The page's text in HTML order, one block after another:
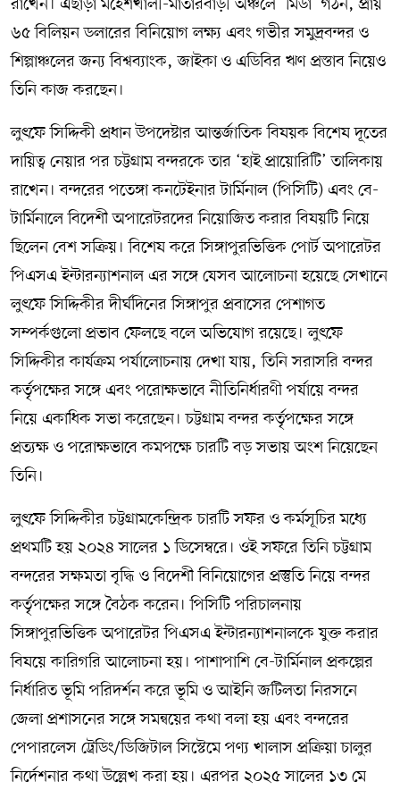
৬৫ বিলিয়ন ডলারের বিনিয়োগ লক্ষ্য এবং গভীর সমুদ্রবন্দর ও
শিল্পাঞ্চলের জন্য বিশ্বব্যাংক, জাইকা ও এডিবির ঋণ প্রস্তাব নিয়েও
তিনি কাজ করছেন।
লুৎফে সিদ্দিকী প্রধান উপদেষ্টার আন্তর্জাতিক বিষয়ক বিশেষ দূতের
দায়িত্ব নেয়ার পর চট্টগ্রাম বন্দরকে তার ‘হাই প্রায়োরিটি’ তালিকায়
রাখেন। বন্দরের পতেঙ্গা কনটেইনার টার্মিনাল (পিসিটি) এবং বে-
টার্মিনালে বিদেশী অপারেটরদের নিয়োজিত করার বিষয়টি নিয়ে
ছিলেন বেশ সক্রিয়। বিশেষ করে সিঙ্গাপুরভিত্তিক পোর্ট অপারেটর
পিএসএ ইন্টারন্যাশনাল এর সঙ্গে যেসব আলোচনা হয়েছে সেখানে
লুৎফে সিদ্দিকীর দীর্ঘদিনের সিঙ্গাপুর প্রবাসের পেশাগত
সম্পর্কগুলো প্রভাব ফেলছে বলে অভিযোগ রয়েছে। লুৎফে
সিদ্দিকীর কার্যক্রম পর্যালোচনায় দেখা যায়, তিনি সরাসরি বন্দর
কর্তৃপক্ষের সঙ্গে এবং পরোক্ষভাবে নীতিনির্ধারণী পর্যায়ে বন্দর
নিয়ে একাধিক সভা করেছেন। চট্টগ্রাম বন্দর কর্তৃপক্ষের সঙ্গে
প্রত্যক্ষ ও পরোক্ষভাবে কমপক্ষে চারটি বড় সভায় অংশ নিয়েছেন
তিনি।
লুৎফে সিদ্দিকীর চট্টগ্রামকেন্দ্রিক চারটি সফর ও কর্মসূচির মধ্যে
প্রথমটি হয় ২০২৪ সালের ১ ডিসেম্বরে। ওই সফরে তিনি চট্টগ্রাম
বন্দরের সক্ষমতা বৃদ্ধি ও বিদেশী বিনিয়োগের প্রস্তুতি নিয়ে বন্দর
কর্তৃপক্ষের সঙ্গে বৈঠক করেন। পিসিটি পরিচালনায়
সিঙ্গাপুরভিত্তিক অপারেটর পিএসএ ইন্টারন্যাশনালকে যুক্ত করার
বিষয়ে কারিগরি আলোচনা হয়। পাশাপাশি বে-টার্মিনাল প্রকল্পের
নির্ধারিত ভূমি পরিদর্শন করে ভূমি ও আইনি জটিলতা নিরসনে
জেলা প্রশাসনের সঙ্গে সমন্বয়ের কথা বলা হয় এবং বন্দরের
পেপারলেস ট্রেডিং/ডিজিটাল সিস্টেমে পণ্য খালাস প্রক্রিয়া চালুর
নির্দেশনার কথা উল্লেখ করা হয়। এরপর ২০২৫ সালের ১৩ মে